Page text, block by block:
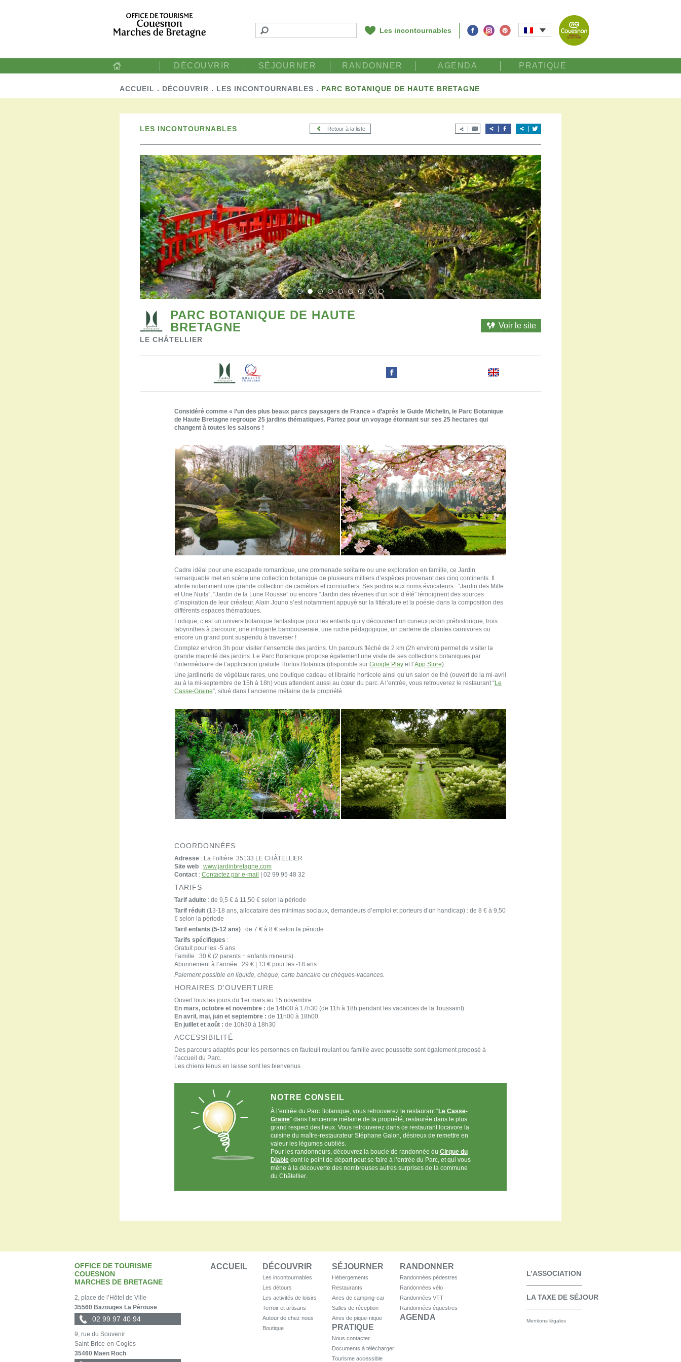
Les incontournables
DÉCOUVRIR SÉJOURNER RANDONNER AGENDA PRATIQUE
ACCUEIL . DÉCOUVRIR . LES INCONTOURNABLES . PARC BOTANIQUE DE HAUTE BRETAGNE
LES INCONTOURNABLES Retour à la liste
PARC BOTANIQUE DE HAUTE
BRETAGNE
LE CHÂTELLIER
Voir le site
Considéré comme « l’un des plus beaux parcs paysagers de France » d’après le Guide Michelin, le Parc Botanique
de Haute Bretagne regroupe 25 jardins thématiques. Partez pour un voyage étonnant sur ses 25 hectares qui
changent à toutes les saisons !
Cadre idéal pour une escapade romantique, une promenade solitaire ou une exploration en famille, ce Jardin
remarquable met en scène une collection botanique de plusieurs milliers d’espèces provenant des cinq continents. Il
abrite notamment une grande collection de camélias et cornouillers. Ses jardins aux noms évocateurs : “Jardin des Mille
et Une Nuits”, “Jardin de la Lune Rousse” ou encore “Jardin des rêveries d’un soir d’été” témoignent des sources
d’inspiration de leur créateur. Alain Jouno s’est notamment appuyé sur la littérature et la poésie dans la composition des
différents espaces thématiques.
Ludique, c’est un univers botanique fantastique pour les enfants qui y découvrent un curieux jardin préhistorique, trois
labyrinthes à parcourir, une intrigante bambouseraie, une ruche pédagogique, un parterre de plantes carnivores ou
encore un grand pont suspendu à traverser !
Comptez environ 3h pour visiter l’ensemble des jardins. Un parcours fléché de 2 km (2h environ) permet de visiter la
grande majorité des jardins. Le Parc Botanique propose également une visite de ses collections botaniques par
l’intermédiaire de l’application gratuite Hortus Botanica (disponible sur Google Playet l’App Store).
Une jardinerie de végétaux rares, une boutique cadeau et librairie horticole ainsi qu’un salon de thé (ouvert de la mi-avril
au à la mi-septembre de 15h à 18h) vous attendent aussi au cœur du parc. A l’entrée, vous retrouverez le restaurant “Le
Casse-Graine”, situé dans l’ancienne métairie de la propriété.
COORDONNÉES
Adresse: La Foltière 35133 LE CHÂTELLIER
Site web: www.jardinbretagne.com
Contact: Contactez par e-mail | 02 99 95 48 32
TARIFS
Tarif adulte: de 9,5 € à 11,50 € selon la période
Tarif réduit(13-18 ans, allocataire des minimas sociaux, demandeurs d’emploi et porteurs d’un handicap) : de 8 € à 9,50
€ selon la période
Tarif enfants (5-12 ans): de 7 € à 8 € selon la période
Tarifs spécifiques :
Gratuit pour les -5 ans
Famille : 30 € (2 parents + enfants mineurs)
Abonnement à l’année : 29 € | 13 € pour les -18 ans
Paiement possible en liquide, chèque, carte bancaire ou chèques-vacances.
HORAIRES D'OUVERTURE
Ouvert tous les jours du 1er mars au 15 novembre
En mars, octobre et novembre : de 14h00 à 17h30 (de 11h à 18h pendant les vacances de la Toussaint)
En avril, mai, juin et septembre : de 11h00 à 18h00
En juillet et août : de 10h30 à 18h30
ACCESSIBILITÉ
Des parcours adaptés pour les personnes en fauteuil roulant ou famille avec poussette sont également proposé à
l’accueil du Parc.
Les chiens tenus en laisse sont les bienvenus.
NOTRE CONSEIL
À l’entrée du Parc Botanique, vous retrouverez le restaurant “Le Casse-
Graine” dans l’ancienne métairie de la propriété, restaurée dans le plus
grand respect des lieux. Vous retrouverez dans ce restaurant locavore la
cuisine du maître-restaurateur Stéphane Galon, désireux de remettre en
valeur les légumes oubliés.
Pour les randonneurs, découvrez la boucle de randonnée du Cirque du
Diabledont le point de départ peut se faire à l’entrée du Parc, et qui vous
mène à la découverte des nombreuses autres surprises de la commune
du Châtellier.
OFFICE DE TOURISME
COUESNON
MARCHES DE BRETAGNE
2, place de l’Hôtel de Ville
35560 Bazouges La Pérouse
02 99 97 40 94
9, rue du Souvenir
Saint-Brice-en-Coglès
35460 Maen Roch
ACCUEIL DÉCOUVRIR
Les incontournables
Les détours
Les activités de loisirs
Terroir et artisans
Autour de chez nous
Boutique
SÉJOURNER
Hébergements
Restaurants
Aires de camping-car
Salles de réception
Aires de pique-nique
RANDONNER
Randonnées pédestres
Randonnées vélo
Randonnées VTT
Randonnées équestres
AGENDA
PRATIQUE
Nous contacter
Documents à télécharger
Tourisme accessible
L’ASSOCIATION
LA TAXE DE SÉJOUR
Mentions légales